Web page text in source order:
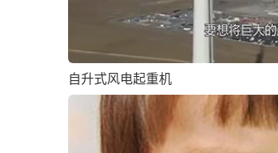
自升式风电起重机